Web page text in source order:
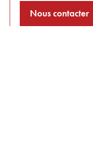
Nous contacter